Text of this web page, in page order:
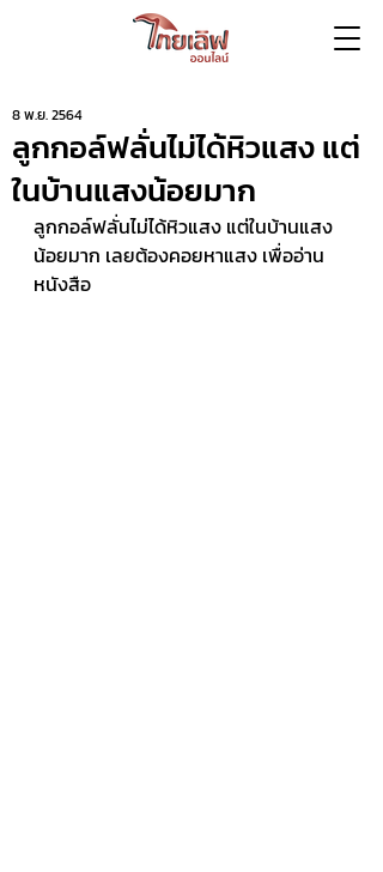
ลูกกอล์ฟลั่นไม่ได้หิวแสง แต่
ในบ้านแสงน้อยมาก
8 พ.ย. 2564
ลูกกอล์ฟลั่นไม่ได้หิวแสง แต่ในบ้านแสง
น้อยมาก เลยต้องคอยหาแสง เพื่ออ่าน
หนังสือ